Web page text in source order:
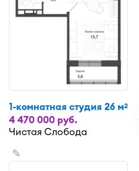
1-комнатная студия 26 м2
4 470 000 руб.
Чистая Слобода
✎